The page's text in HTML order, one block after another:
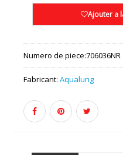
Ajouter a
Numero de piece:706036NR
Fabricant: Aqualung